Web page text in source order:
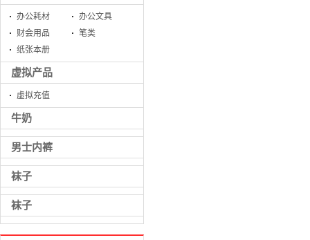
办公耗材
办公文具
财会用品
笔类
纸张本册
虚拟产品
虚拟充值
牛奶
男士内裤
袜子
袜子